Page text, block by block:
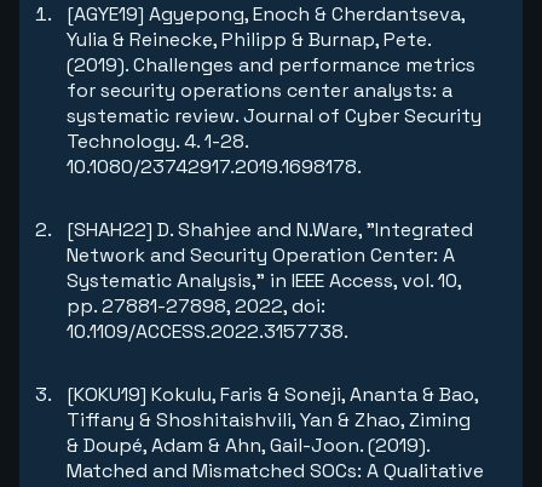
[AGYE19] Agyepong, Enoch & Cherdantseva,
Yulia & Reinecke, Philipp & Burnap, Pete.
(2019). Challenges and performance metrics
for security operations center analysts: a
systematic review. Journal of Cyber Security
Technology. 4. 1-28.
10.1080/23742917.2019.1698178.
[SHAH22] D. Shahjee and N.Ware, "Integrated
Network and Security Operation Center: A
Systematic Analysis," in IEEE Access, vol. 10,
pp. 27881-27898, 2022, doi:
10.1109/ACCESS.2022.3157738.
[KOKU19] Kokulu, Faris & Soneji, Ananta & Bao,
Tiffany & Shoshitaishvili, Yan & Zhao, Ziming
& Doupé, Adam & Ahn, Gail-Joon. (2019).
Matched and Mismatched SOCs: A Qualitative